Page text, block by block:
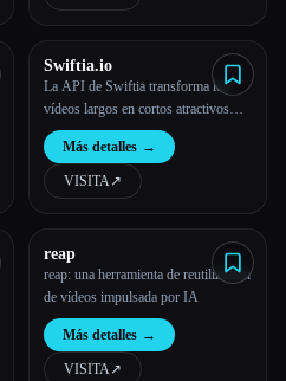
Swiftia.io
La API de Swiftia transforma los
vídeos largos en cortos atractivos
con IA, estilos CSS, detección de
altavoces y reencuadre automático.
Más detalles →
VISITA↗︎
reap
reap: una herramienta de reutilización
de vídeos impulsada por IA
Más detalles →
VISITA↗︎